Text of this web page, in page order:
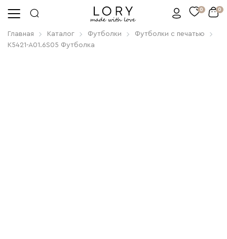
0 0
Главная Каталог Футболки
Футболки с печатью
K5421-A01.6S05 Футболка